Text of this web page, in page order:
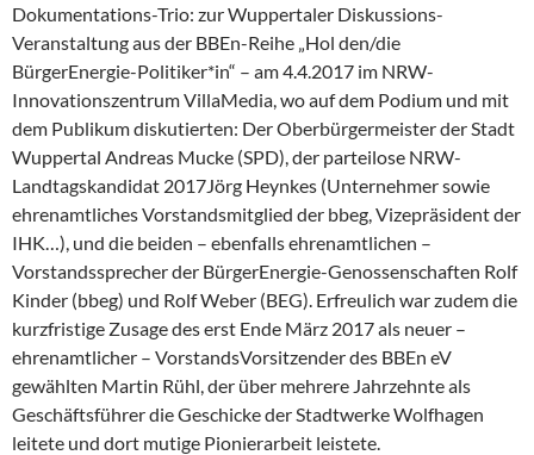
Dokumentations-Trio: zur Wuppertaler Diskussions-
Veranstaltung aus der BBEn-Reihe „Hol den/die
BürgerEnergie-Politiker*in“ – am 4.4.2017 im NRW-
Innovationszentrum VillaMedia, wo auf dem Podium und mit
dem Publikum diskutierten: Der Oberbürgermeister der Stadt
Wuppertal Andreas Mucke (SPD), der parteilose NRW-
Landtagskandidat 2017Jörg Heynkes (Unternehmer sowie
ehrenamtliches Vorstandsmitglied der bbeg, Vizepräsident der
IHK…), und die beiden – ebenfalls ehrenamtlichen –
Vorstandssprecher der BürgerEnergie-Genossenschaften Rolf
Kinder (bbeg) und Rolf Weber (BEG). Erfreulich war zudem die
kurzfristige Zusage des erst Ende März 2017 als neuer –
ehrenamtlicher – VorstandsVorsitzender des BBEn eV
gewählten Martin Rühl, der über mehrere Jahrzehnte als
Geschäftsführer die Geschicke der Stadtwerke Wolfhagen
leitete und dort mutige Pionierarbeit leistete.